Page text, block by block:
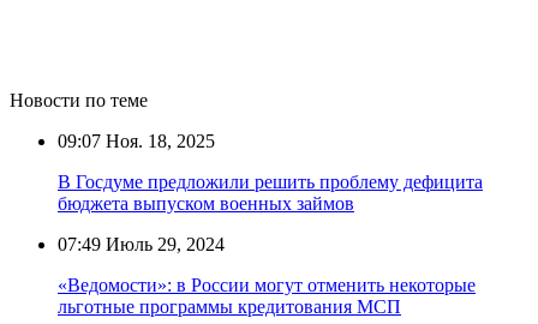
Новости по теме
09:07 Ноя. 18, 2025
В Госдуме предложили решить проблему дефицита
бюджета выпуском военных займов
07:49 Июль 29, 2024
«Ведомости»: в России могут отменить некоторые
льготные программы кредитования МСП